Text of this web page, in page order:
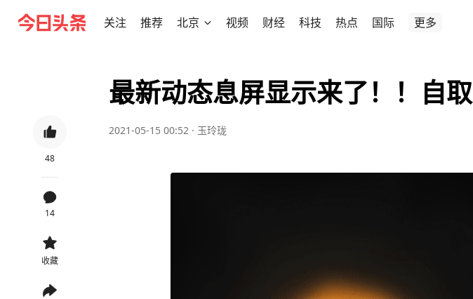
关注 推荐 北京 视频 财经 科技 热点 国际 更多
48
14
收藏
最新动态息屏显示来了！！自取
2021-05-15 00:52 · 玉玲珑